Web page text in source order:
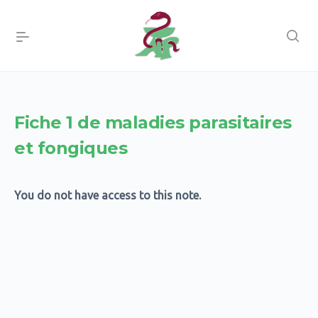
Fiche 1 de maladies parasitaires
et fongiques
You do not have access to this note.